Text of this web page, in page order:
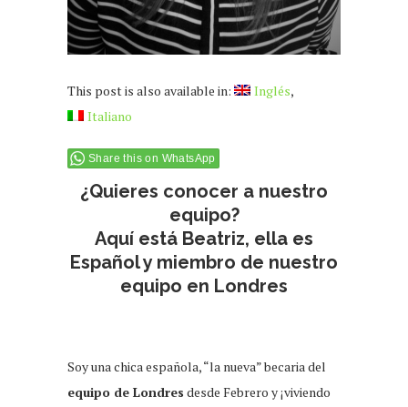
This post is also available in:
Inglés
Italiano
Share this on WhatsApp
¿Quieres conocer a nuestro
equipo?
Aquí está Beatriz, ella es
Español y miembro de nuestro
equipo en Londres
Soy una chica española, “la nueva” becaria del
equipo de Londres desde Febrero y ¡viviendo